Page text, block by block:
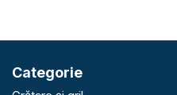
Categorie